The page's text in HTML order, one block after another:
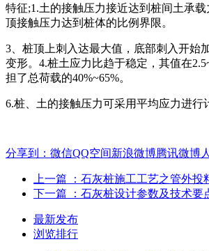
特征;1.土的接触压力接近达到桩间土承
顶接触压力达到桩体的比例界限。
3、桩顶上刺入达最大值，底部刺入开始
变形。4.桩土应力比趋于稳定，其值在
担了总荷载的40%~65%。
6.桩、土的接触压力可采用平均应力进行
分享到： 微信QQ空间新浪微博腾讯微博
上一篇
：石灰桩施工工艺之管外投
下一篇
：石灰桩设计参数及技术要
最新发布
浏览排行